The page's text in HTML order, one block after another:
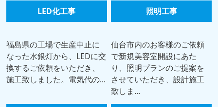
LED化工事
福島県の工場で生産中止に
なった水銀灯から、LEDに交
換するご依頼をいただき、
施工致しました。電気代の...
照明工事
仙台市内のお客様のご依頼
で新規美容室開設にあた
り、照明プランのご提案を
させていただき、設計施工
致しま...